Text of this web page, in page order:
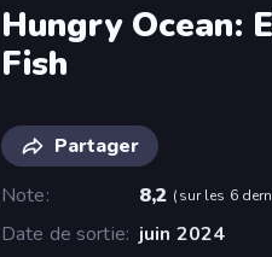
Hungry Ocean:
Fish
Partager
Note
8,2 (sur les 6
Date de sortie juin 2024